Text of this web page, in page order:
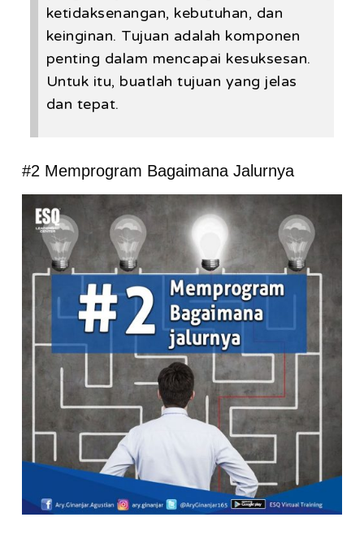
ketidaksenangan, kebutuhan, dan
keinginan. Tujuan adalah komponen
penting dalam mencapai kesuksesan.
Untuk itu, buatlah tujuan yang jelas
dan tepat.
#2 Memprogram Bagaimana Jalurnya